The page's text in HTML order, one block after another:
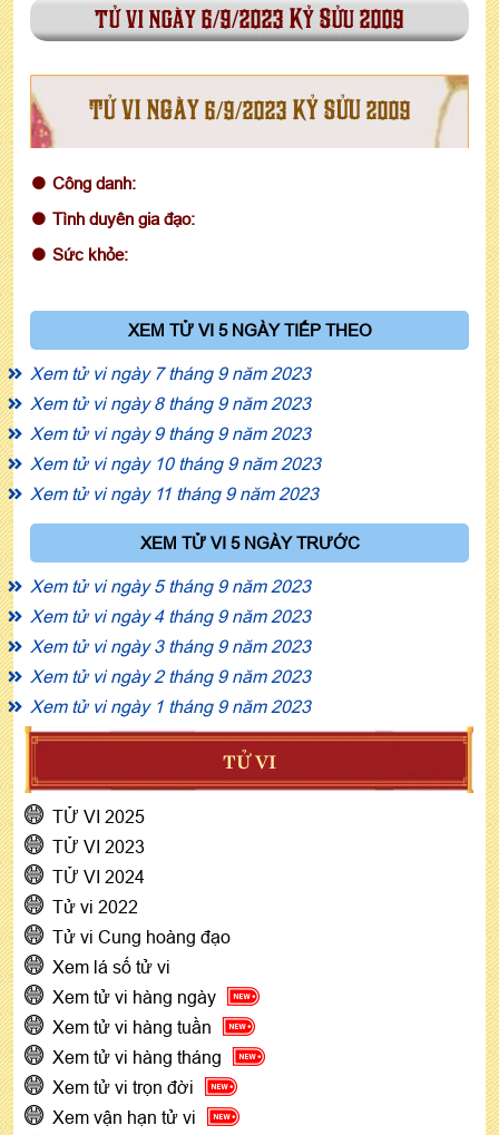
tử vi ngày 6/9/2023 Kỷ Sửu 2009
TỬ VI NGÀY 6/9/2023 KỶ SỬU 2009
Công danh:
Tình duyên gia đạo:
Sức khỏe:
XEM TỬ VI 5 NGÀY TIẾP THEO
Xem tử vi ngày 7 tháng 9 năm 2023
Xem tử vi ngày 8 tháng 9 năm 2023
Xem tử vi ngày 9 tháng 9 năm 2023
Xem tử vi ngày 10 tháng 9 năm 2023
Xem tử vi ngày 11 tháng 9 năm 2023
XEM TỬ VI 5 NGÀY TRƯỚC
Xem tử vi ngày 5 tháng 9 năm 2023
Xem tử vi ngày 4 tháng 9 năm 2023
Xem tử vi ngày 3 tháng 9 năm 2023
Xem tử vi ngày 2 tháng 9 năm 2023
Xem tử vi ngày 1 tháng 9 năm 2023
TỬ VI
TỬ VI 2025
TỬ VI 2023
TỬ VI 2024
Tử vi 2022
Tử vi Cung hoàng đạo
Xem lá số tử vi
Xem tử vi hàng ngày
Xem tử vi hàng tuần
Xem tử vi hàng tháng
Xem tử vi trọn đời
Xem vận hạn tử vi